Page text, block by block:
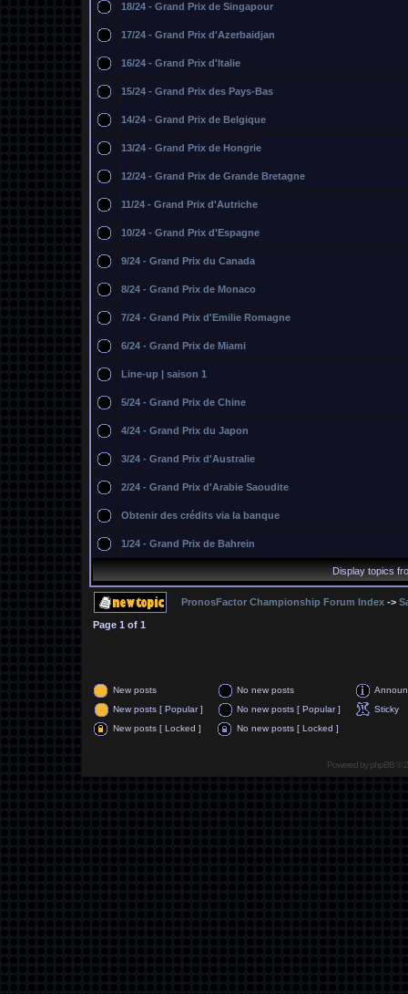
18/24 - Grand Prix de Singapour
17/24 - Grand Prix d'Azerbaidjan
16/24 - Grand Prix d'Italie
15/24 - Grand Prix des Pays-Bas
14/24 - Grand Prix de Belgique
13/24 - Grand Prix de Hongrie
12/24 - Grand Prix de Grande Bretagne
11/24 - Grand Prix d'Autriche
10/24 - Grand Prix d'Espagne
9/24 - Grand Prix du Canada
8/24 - Grand Prix de Monaco
7/24 - Grand Prix d'Emilie Romagne
6/24 - Grand Prix de Miami
Line-up | saison 1
5/24 - Grand Prix de Chine
4/24 - Grand Prix du Japon
3/24 - Grand Prix d'Australie
2/24 - Grand Prix d'Arabie Saoudite
Obtenir des crédits via la banque
1/24 - Grand Prix de Bahrein
Display topics
PronosFactor Championship Forum Index ->
Page 1 of 1
New posts No new posts
New posts [ Popular ]
No new posts [ Popular ]
Sticky
New posts [ Locked ]
No new posts [ Locked ]
Powered byphpBB©